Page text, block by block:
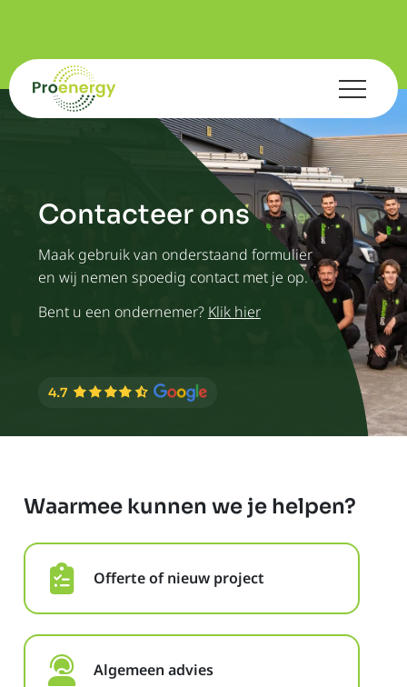
Contacteer ons
Maak gebruik van onderstaand formulier
en wij nemen spoedig contact met je op.
Bent u een ondernemer? Klik hier
Waarmee kunnen we je helpen?
Offerte of nieuw project
Algemeen advies